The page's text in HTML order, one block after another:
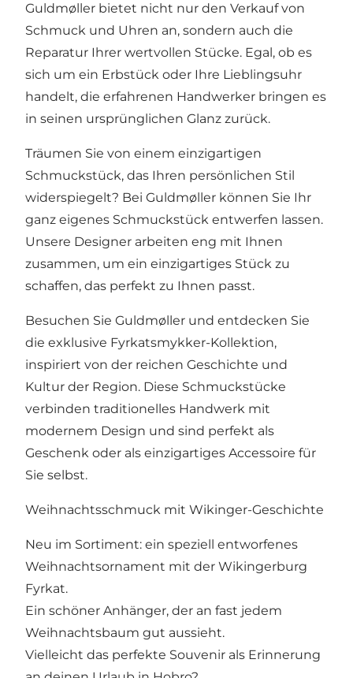
Guldmøller bietet nicht nur den Verkauf von
Schmuck und Uhren an, sondern auch die
Reparatur Ihrer wertvollen Stücke. Egal, ob es
sich um ein Erbstück oder Ihre Lieblingsuhr
handelt, die erfahrenen Handwerker bringen es
in seinen ursprünglichen Glanz zurück.
Träumen Sie von einem einzigartigen
Schmuckstück, das Ihren persönlichen Stil
widerspiegelt? Bei Guldmøller können Sie Ihr
ganz eigenes Schmuckstück entwerfen lassen.
Unsere Designer arbeiten eng mit Ihnen
zusammen, um ein einzigartiges Stück zu
schaffen, das perfekt zu Ihnen passt.
Besuchen Sie Guldmøller und entdecken Sie
die exklusive Fyrkatsmykker-Kollektion,
inspiriert von der reichen Geschichte und
Kultur der Region. Diese Schmuckstücke
verbinden traditionelles Handwerk mit
modernem Design und sind perfekt als
Geschenk oder als einzigartiges Accessoire für
Sie selbst.
Weihnachtsschmuck mit Wikinger-Geschichte
Neu im Sortiment: ein speziell entworfenes
Weihnachtsornament mit der Wikingerburg
Fyrkat.
Ein schöner Anhänger, der an fast jedem
Weihnachtsbaum gut aussieht.
Vielleicht das perfekte Souvenir als Erinnerung